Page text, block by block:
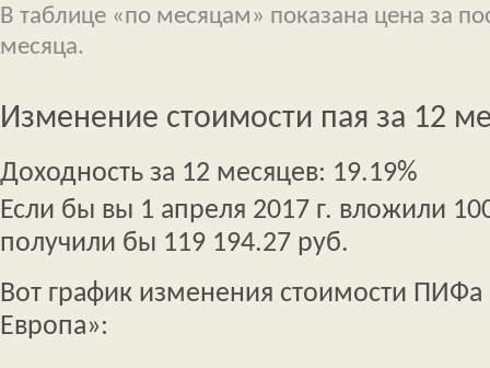
В таблице «по месяцам» показана цена за
месяца.
Изменение стоимости пая за 12
Доходность за 12 месяцев: 19.19%
Если бы вы 1 апреля 2017 г. вложили
получили бы 119 194.27 руб.
Вот график изменения стоимости ПИФа
Европа»: